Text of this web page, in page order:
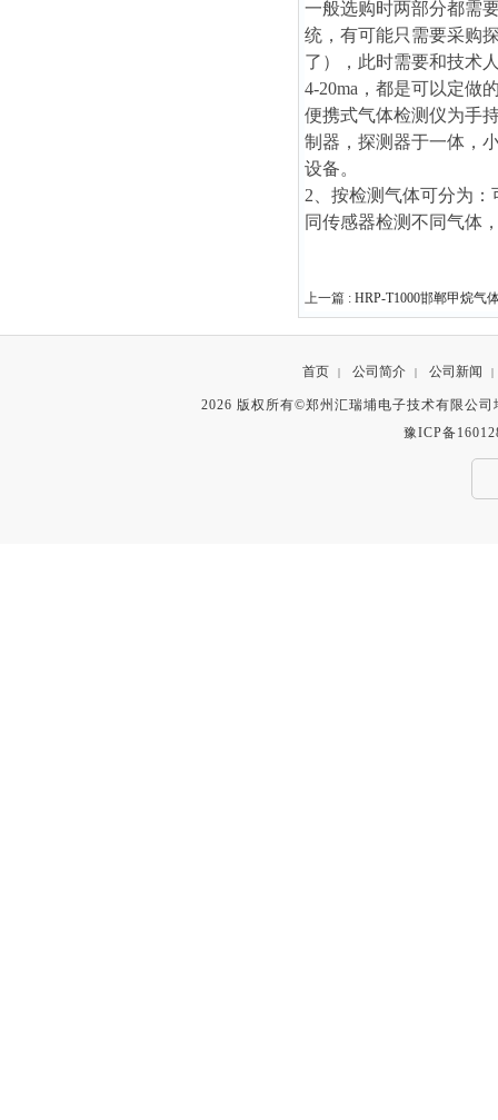
一般选购时两部分都需
统，有可能只需要采购
了），此时需要和技术
4-20ma，都是可以定做
便携式气体检测仪为手
制器，探测器于一体，
设备。
2、按检测气体可分为
同传感器检测不同气体
上一篇 : HRP-T1000邯郸甲烷气
首页 | 公司简介 | 公司新闻 |
2026 版权所有©郑州汇瑞埔电子技术有限公
豫ICP备